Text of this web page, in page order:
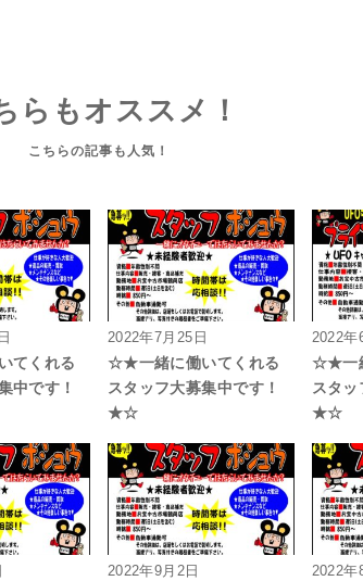
らもオススメ！
てくれる
中です！
2022年7月25日
☆★一緒に働いてくれる
スタッフ大募集中です！
★☆
2022年
☆★一
スタッ
★☆
2022年9月2日
2022年